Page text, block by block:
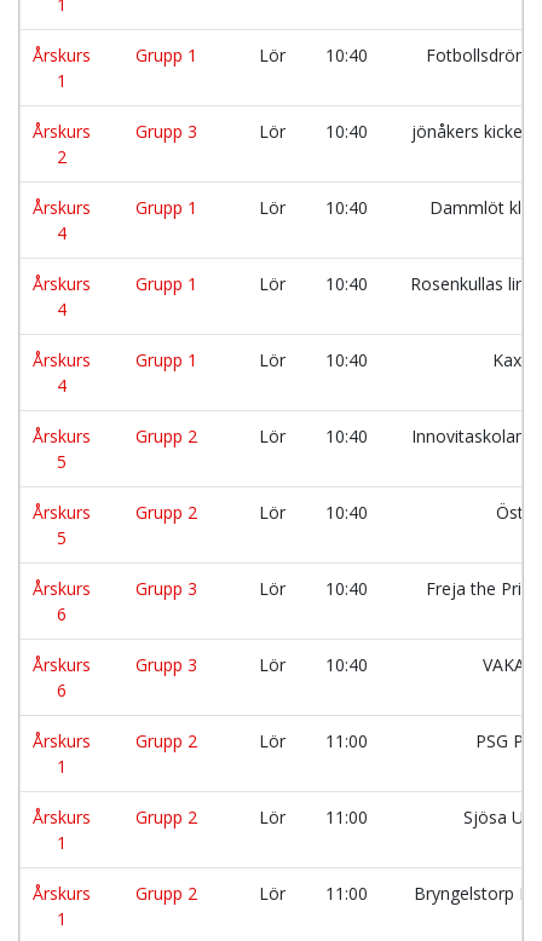
Årskurs
1
Grupp 1 Lör 10:40
Årskurs
2
Grupp 3 Lör 10:40 jönåkers
Årskurs
4
Grupp 1 Lör 10:40 Dammlöt
Årskurs
4
Grupp 1 Lör 10:40 Rosenkullas
Årskurs
4
Grupp 1 Lör 10:40 Kax
Årskurs
5
Grupp 2 Lör 10:40 Innovitaskolan
Årskurs
5
Grupp 2 Lör 10:40
Årskurs
6
Grupp 3 Lör 10:40 Freja the
Årskurs
6
Grupp 3 Lör 10:40
Årskurs
1
Grupp 2 Lör 11:00 PSG P-
Årskurs
1
Grupp 2 Lör 11:00 Sjösa
Årskurs
1
Grupp 2 Lör 11:00 Bryngelstorp